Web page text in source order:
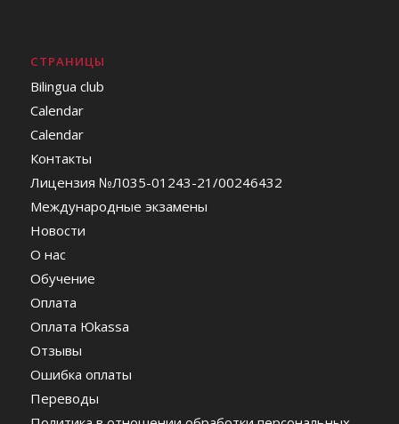
СТРАНИЦЫ
Bilingua club
Calendar
Calendar
Контакты
Лицензия №Л035-01243-21/00246432
Международные экзамены
Новости
О нас
Обучение
Оплата
Оплата Юkassa
Отзывы
Ошибка оплаты
Переводы